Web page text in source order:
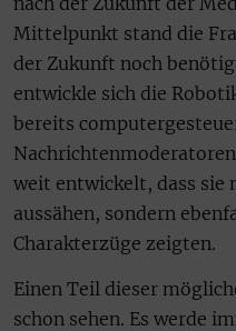
Mittelpunkt stand die
der Zukunft noch
entwickle sich die
bereits
weit entwickelt, dass sie
aussähen, sondern
Charakterzüge zeigten.
Einen Teil dieser
schon sehen. Es werde